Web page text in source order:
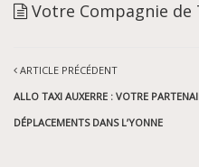
Votre Compagnie de
ARTICLE PRÉCÉDENT
ALLO TAXI AUXERRE : VOTRE
DÉPLACEMENTS DANS L’YONNE